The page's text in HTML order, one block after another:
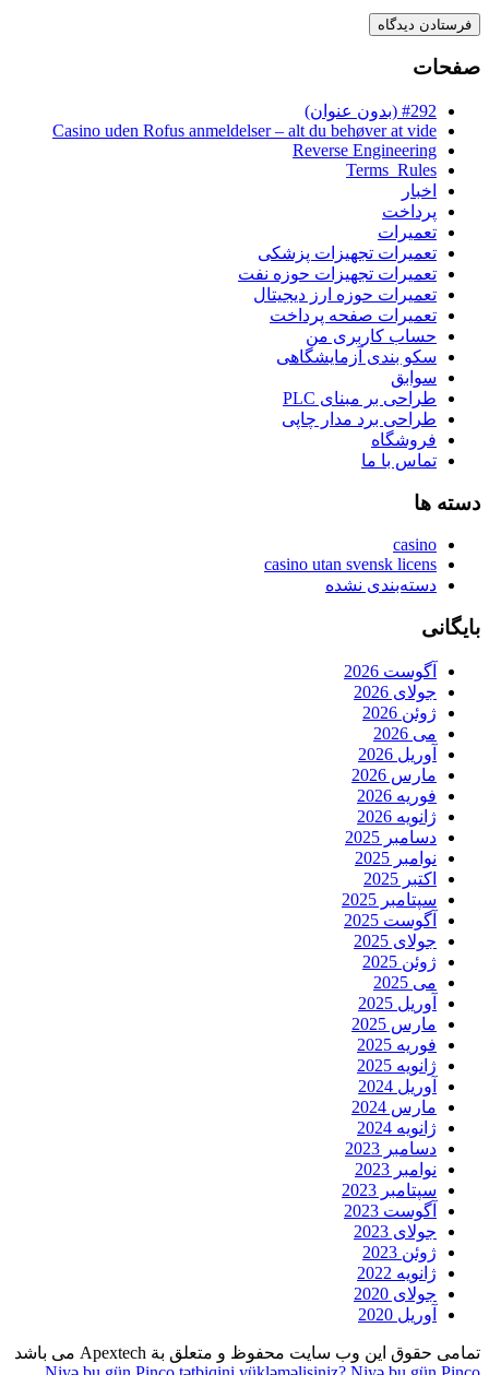
صفحات
#292 (بدون عنوان)
Casino uden Rofus anmeldelser – alt du behøver at vide
Reverse Engineering
Terms_Rules
اخبار
پرداخت
تعمیرات
تعمیرات تجهیزات پزشکی
تعمیرات تجهیزات حوزه نفت
تعمیرات حوزه ارز دیجیتال
تعمیرات صفحه پرداخت
حساب کاربری من
سکو بندی آزمایشگاهی
سوابق
طراحی بر مبنای PLC
طراحی برد مدار چاپی
فروشگاه
تماس با ما
دسته ها
casino
casino utan svensk licens
دسته‌بندی نشده
بایگانی
آگوست 2026
جولای 2026
ژوئن 2026
می 2026
آوریل 2026
مارس 2026
فوریه 2026
ژانویه 2026
دسامبر 2025
نوامبر 2025
اکتبر 2025
سپتامبر 2025
آگوست 2025
جولای 2025
ژوئن 2025
می 2025
آوریل 2025
مارس 2025
فوریه 2025
ژانویه 2025
آوریل 2024
مارس 2024
ژانویه 2024
دسامبر 2023
نوامبر 2023
سپتامبر 2023
آگوست 2023
جولای 2023
ژوئن 2023
ژانویه 2022
جولای 2020
آوریل 2020
تمامی حقوق این وب سایت محفوظ و متعلق بة Apextech می باشد